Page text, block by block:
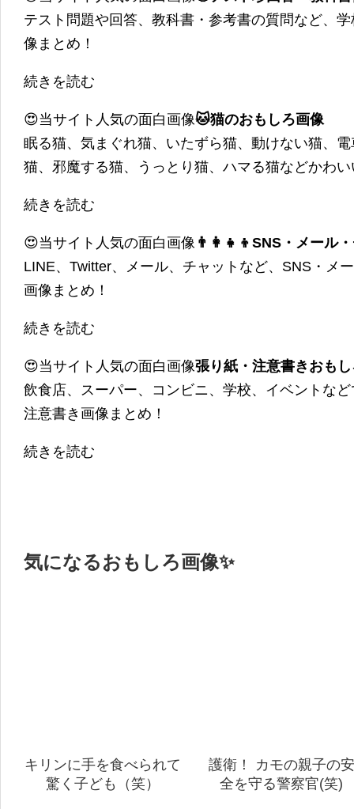
テスト問題や回答、教科書・参考書の質問など、
像まとめ！
続きを読む
😍当サイト人気の面白画像🐱猫のおもしろ画像
眠る猫、気まぐれ猫、いたずら猫、動けない猫、
猫、邪魔する猫、うっとり猫、ハマる猫などかわ
続きを読む
😍当サイト人気の面白画像 👨‍👩‍👧‍👦SNS・メール
LINE、Twitter、メール、チャットなど、SNS・メ
画像まとめ！
続きを読む
😍当サイト人気の面白画像張り紙・注意書きおも
飲食店、スーパー、コンビニ、学校、イベントな
注意書き画像まとめ！
続きを読む
気になるおもしろ画像✨
キリンに手を食べられて
驚く子ども（笑）
護衛！ カモの親子の安
全を守る警察官(笑)